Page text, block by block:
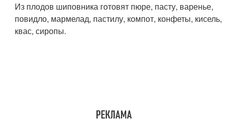
Из плодов шиповника готовят пюре, пасту, варенье,
повидло, мармелад, пастилу, компот, конфеты, кисель,
квас, сиропы.